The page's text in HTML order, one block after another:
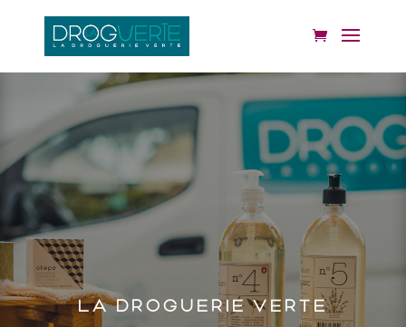
LA DROGUERIE VERTE